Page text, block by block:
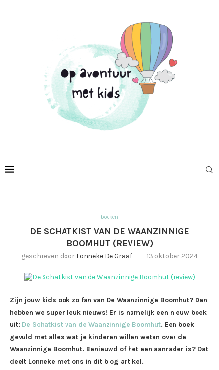
boeken
DE SCHATKIST VAN DE WAANZINNIGE
BOOMHUT (REVIEW)
geschreven door Lonneke De Graaf 13 oktober 2024
Zijn jouw kids ook zo fan van De Waanzinnige Boomhut? Dan
hebben we super leuk nieuws! Er is namelijk een nieuw boek
uit: De Schatkist van de Waanzinnige Boomhut. Een boek
gevuld met alles wat je kinderen willen weten over de
Waanzinnige Boomhut. Benieuwd of het een aanrader is? Dat
deelt Lonneke met ons in dit blog artikel.